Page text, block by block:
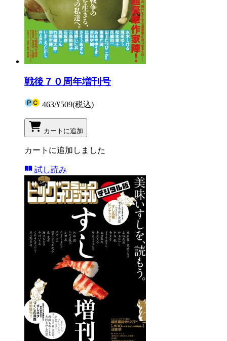
戦後７０周年増刊号
463/¥509(税込)
カートに追加
カートに追加しました
試し読み